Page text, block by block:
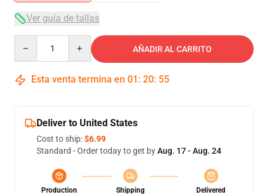
Ver guía de tallas
AÑADIR AL CARRITO
Esta venta termina en 01 : 20: 54
Deliver to United States
Cost to ship:$6.99
Standard - Order today to get byAug. 17 - Aug. 24
Production
Shipping
Delivered